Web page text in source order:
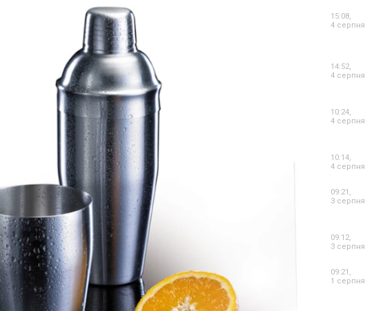
15:08,
4 серпня
14:52,
4 серпня
10:24,
4 серпня
10:14,
4 серпня
09:21,
3 серпня
09:12,
3 серпня
09:21,
1 серпня